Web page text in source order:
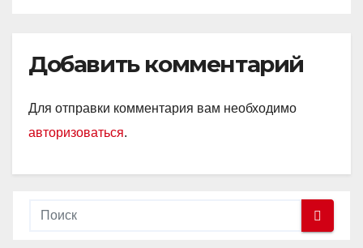
Добавить комментарий
Для отправки комментария вам необходимо
авторизоваться.